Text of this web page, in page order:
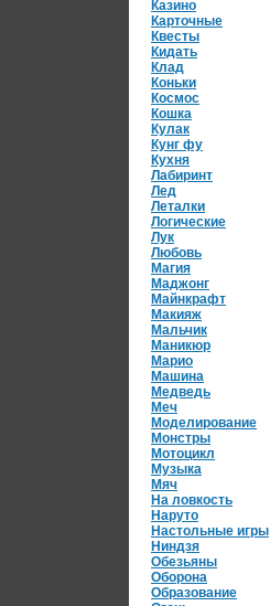
Казино
Карточные
Квесты
Кидать
Клад
Коньки
Космос
Кошка
Кулак
Кунг фу
Кухня
Лабиринт
Лед
Леталки
Логические
Лук
Любовь
Магия
Маджонг
Майнкрафт
Макияж
Мальчик
Маникюр
Марио
Машина
Медведь
Меч
Моделирование
Монстры
Мотоцикл
Музыка
Мяч
На ловкость
Наруто
Настольные игры
Ниндзя
Обезьяны
Оборона
Образование